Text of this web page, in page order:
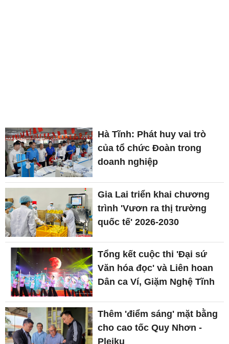
Hà Tĩnh: Phát huy vai trò
của tổ chức Đoàn trong
doanh nghiệp
Gia Lai triển khai chương
trình 'Vươn ra thị trường
quốc tế' 2026-2030
Tổng kết cuộc thi 'Đại sứ
Văn hóa đọc' và Liên hoan
Dân ca Ví, Giặm Nghệ Tĩnh
Thêm 'điểm sáng' mặt bằng
cho cao tốc Quy Nhơn -
Pleiku